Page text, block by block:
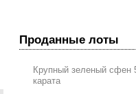
Проданные лоты
Крупный зеленый сфен
карата